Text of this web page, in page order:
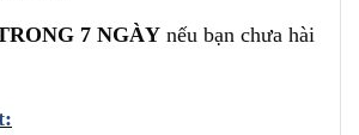
7 NGÀY nếu bạn chưa hài